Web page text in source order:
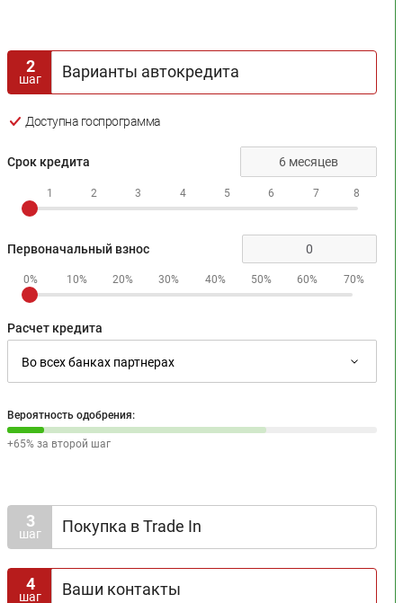
2
шаг Варианты автокредита
Доступна госпрограмма
Срок кредита
1 2 3 4 5 6 7 8
Первоначальный взнос
0% 10% 20% 30% 40% 50% 60% 70%
Расчет кредита
Вероятность одобрения:
+65% за второй шаг
3
шаг Покупка в Trade In
4
шаг Ваши контакты